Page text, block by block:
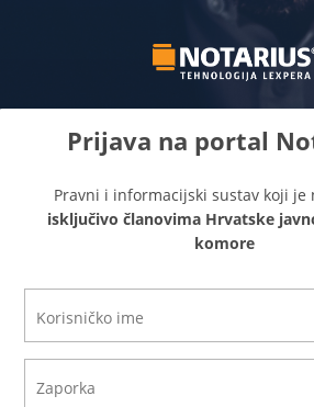
Prijava na portal
Pravni i informacijski sustav koji je
isključivo članovima Hrvatske
komore